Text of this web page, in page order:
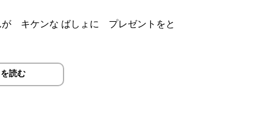
キケンな ばしょに プレゼントをと
ません。
読む